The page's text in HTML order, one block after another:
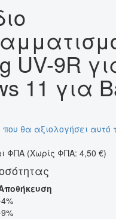
UV-9R
11 για
θα αξιολογήσει αυτό
ΦΠΑ (Χωρίς ΦΠΑ: 4,50 €)